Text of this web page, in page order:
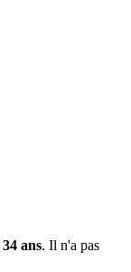
34 ans. Il n'a pas